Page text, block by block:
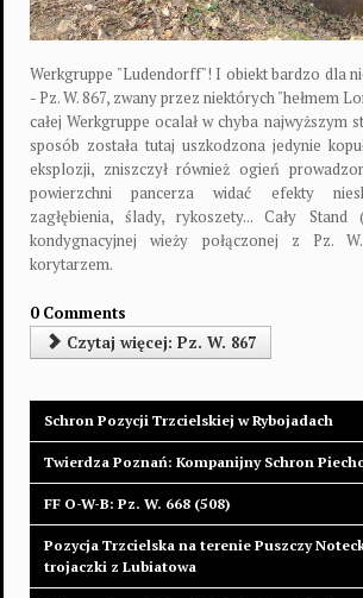
Werkgruppe "Ludendorff"! I obiekt bardzo dla
- Pz. W. 867, zwany przez niektórych "hełmem
całej Werkgruppe ocalał w chyba najwyższym
sposób została tutaj uszkodzona jedynie
eksplozji, zniszczył również ogień
powierzchni pancerza widać efekty
zagłębienia, ślady, rykoszety... Cały
kondygnacyjnej wieży połączonej z Pz.
korytarzem.
0 Comments
Czytaj więcej: Pz. W. 867
Schron Pozycji Trzcielskiej w Rybojadach
Twierdza Poznań: Kompanijny Schron
FF O-W-B: Pz. W. 668 (508)
Pozycja Trzcielska na terenie Puszczy
trojaczki z Lubiatowa